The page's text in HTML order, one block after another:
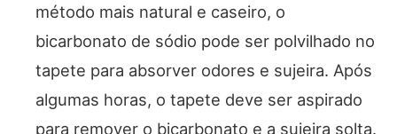
método mais natural e caseiro, o
bicarbonato de sódio pode ser polvilhado no
tapete para absorver odores e sujeira. Após
algumas horas, o tapete deve ser aspirado
para remover o bicarbonato e a sujeira solta.